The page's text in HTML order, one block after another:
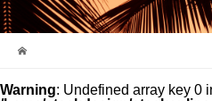
Warning: Undefined array key 0